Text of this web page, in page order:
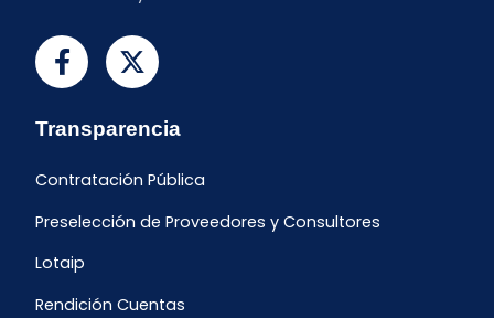
Transparencia
Contratación Pública
Preselección de Proveedores y Consultores
Lotaip
Rendición Cuentas